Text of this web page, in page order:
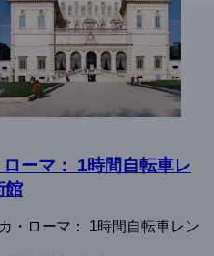
ーマ： 1時間自転車レ
館
・ローマ： 1時間自転車レン